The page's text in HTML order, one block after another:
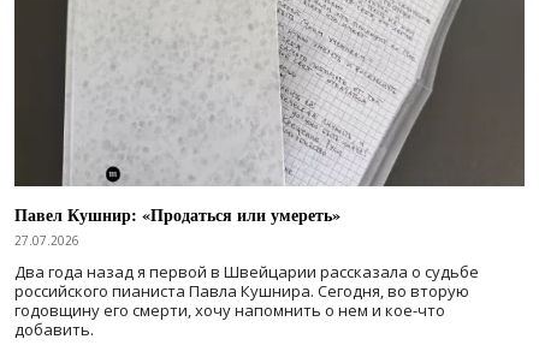
Павел Кушнир: «Продаться или умереть»
27.07.2026
Два года назад я первой в Швейцарии рассказала о судьбе
российского пианиста Павла Кушнира. Сегодня, во вторую
годовщину его смерти, хочу напомнить о нем и кое-что
добавить.